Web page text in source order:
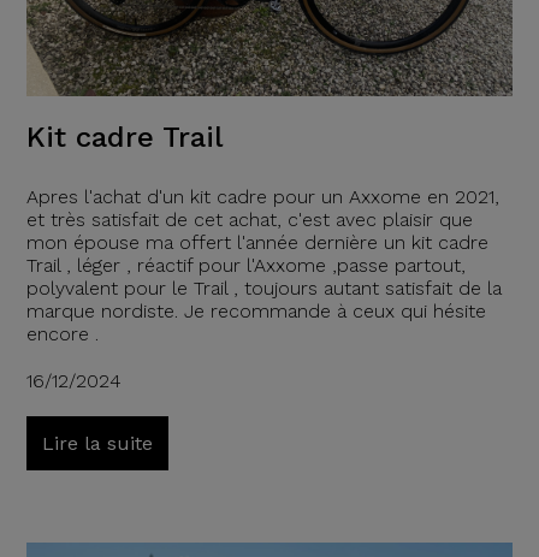
Kit cadre Trail
Apres l'achat d'un kit cadre pour un Axxome en 2021,
et très satisfait de cet achat, c'est avec plaisir que
mon épouse ma offert l'année dernière un kit cadre
Trail , léger , réactif pour l'Axxome ,passe partout,
polyvalent pour le Trail , toujours autant satisfait de la
marque nordiste. Je recommande à ceux qui hésite
encore .
16/12/2024
Lire la suite